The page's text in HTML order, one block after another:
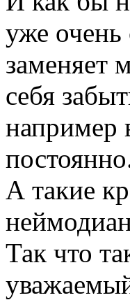
уже очень
заменяет
себя
например
А такие
Так что